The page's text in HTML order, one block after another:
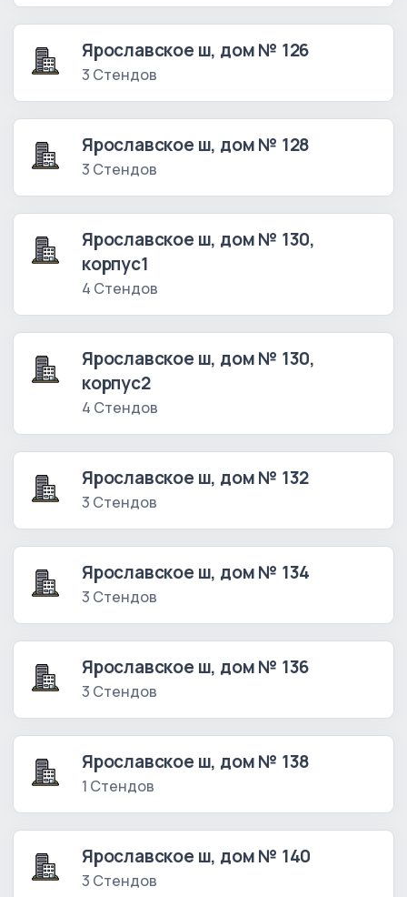
Ярославское ш, дом № 126
3 Стендов
Ярославское ш, дом № 128
3 Стендов
Ярославское ш, дом № 130,
корпус1
4 Стендов
Ярославское ш, дом № 130,
корпус2
4 Стендов
Ярославское ш, дом № 132
3 Стендов
Ярославское ш, дом № 134
3 Стендов
Ярославское ш, дом № 136
3 Стендов
Ярославское ш, дом № 138
1 Стендов
Ярославское ш, дом № 140
3 Стендов